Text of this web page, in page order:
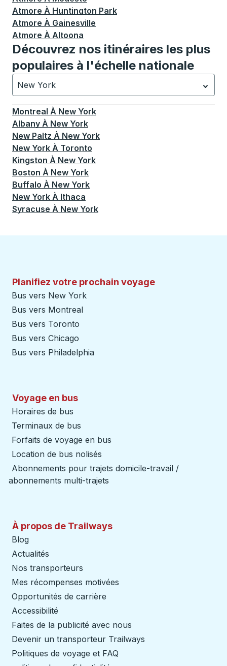
Atmore À Huntington Park
Atmore À Gainesville
Atmore À Altoona
Découvrez nos itinéraires les plus
populaires à l'échelle nationale
New York
Actuellement sélectionné: New York.La sélection est
Montreal À New York
Albany À New York
New Paltz À New York
New York À Toronto
Kingston À New York
Boston À New York
Buffalo À New York
New York À Ithaca
Syracuse À New York
Planifiez votre prochain voyage
Bus vers New York
Bus vers Montreal
Bus vers Toronto
Bus vers Chicago
Bus vers Philadelphia
Voyage en bus
Horaires de bus
Terminaux de bus
Forfaits de voyage en bus
Location de bus nolisés
Abonnements pour trajets domicile-travail /
abonnements multi-trajets
À propos de Trailways
Blog
Actualités
Nos transporteurs
Mes récompenses motivées
Opportunités de carrière
Accessibilité
Faites de la publicité avec nous
Devenir un transporteur Trailways
Politiques de voyage et FAQ